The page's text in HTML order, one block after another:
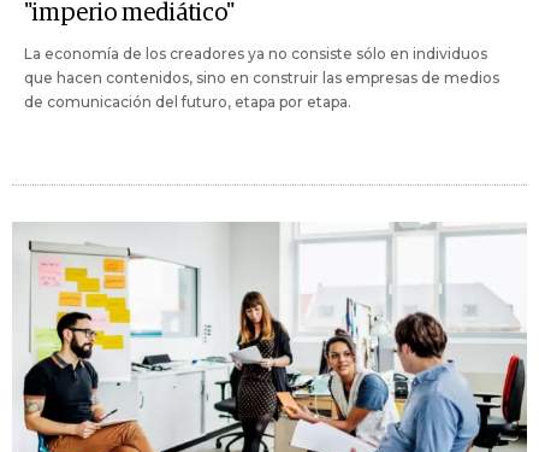
"imperio mediático"
La economía de los creadores ya no consiste sólo en individuos
que hacen contenidos, sino en construir las empresas de medios
de comunicación del futuro, etapa por etapa.